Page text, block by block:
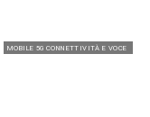
MOBILE 5G CONNETTIVITÀ E VOCE